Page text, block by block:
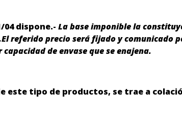
04 dispone.- La base imponible la
El referido precio será fijado y comunicado
de envase que se enajena.
este tipo de productos, se trae a